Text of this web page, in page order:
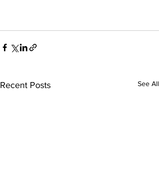
Recent Posts See All